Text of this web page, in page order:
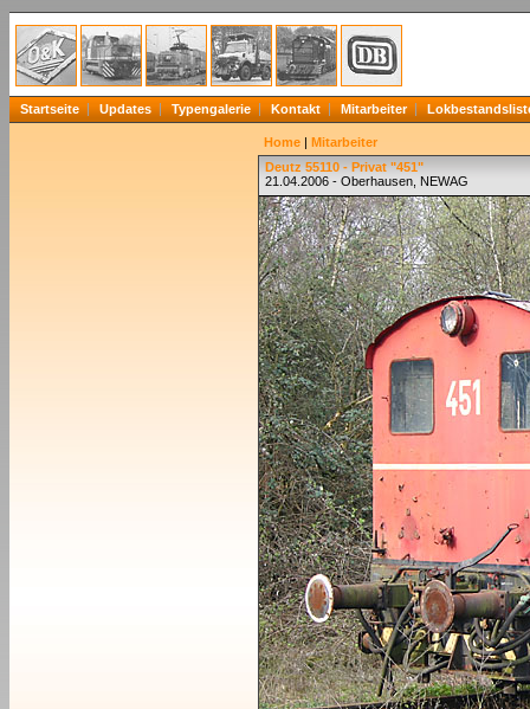
Startseite Updates Typengalerie Kontakt Mitarbeiter
Home | Mitarbeiter
Deutz 55110 - Privat "451"
21.04.2006 - Oberhausen, NEWAG